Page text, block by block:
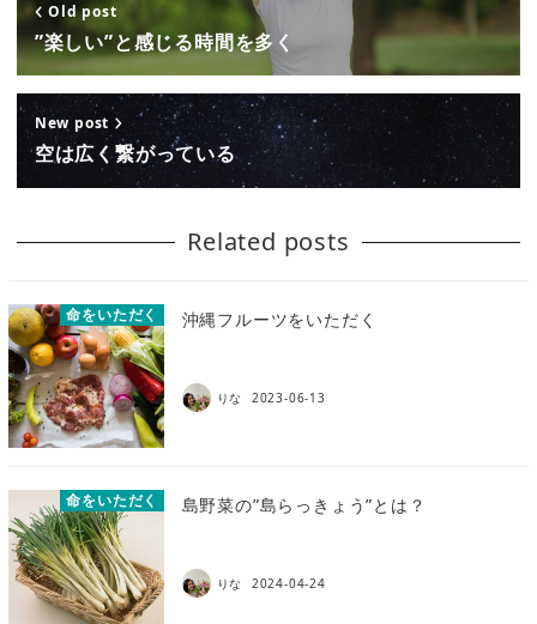
Old post
”楽しい”と感じる時間を多く
New post
空は広く繋がっている
Related posts
命をいただく 沖縄フルーツをいただく
りな 2023-06-13
命をいただく 島野菜の”島らっきょう”とは？
りな 2024-04-24